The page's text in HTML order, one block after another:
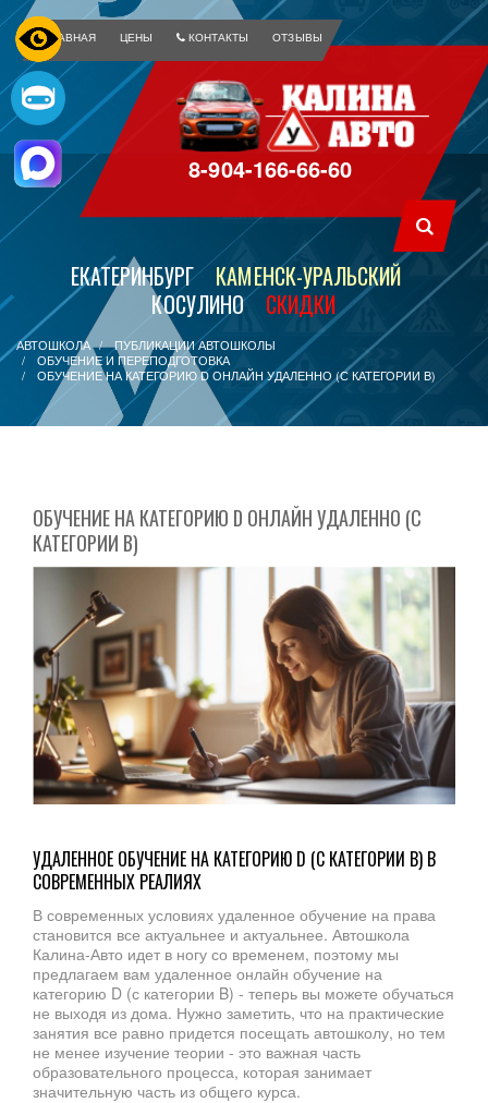
ГЛАВНАЯ ЦЕНЫ КОНТАКТЫ ОТЗЫВЫ
8-904-166-66-60
ЕКАТЕРИНБУРГ
КАМЕНСК-УРАЛЬСКИЙ
КОСУЛИНО
СКИДКИ
АВТОШКОЛА
ПУБЛИКАЦИИ АВТОШКОЛЫ
ОБУЧЕНИЕ И ПЕРЕПОДГОТОВКА
ОБУЧЕНИЕ НА КАТЕГОРИЮ D ОНЛАЙН УДАЛЕННО (С КАТЕГОРИИ B)
ОБУЧЕНИЕ НА КАТЕГОРИЮ D ОНЛАЙН УДАЛЕННО (С
КАТЕГОРИИ B)
УДАЛЕННОЕ ОБУЧЕНИЕ НА КАТЕГОРИЮ D (С КАТЕГОРИИ B) В
СОВРЕМЕННЫХ РЕАЛИЯХ
В современных условиях удаленное обучение на права
становится все актуальнее и актуальнее. Автошкола
Калина-Авто идет в ногу со временем, поэтому мы
предлагаем вам удаленное онлайн обучение на
категорию D (с категории B) - теперь вы можете обучаться
не выходя из дома. Нужно заметить, что на практические
занятия все равно придется посещать автошколу, но тем
не менее изучение теории - это важная часть
образовательного процесса, которая занимает
значительную часть из общего курса.